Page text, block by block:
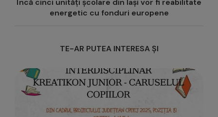
Încă cinci unități școlare din Iași vor fi reabilitate
energetic cu fonduri europene
TE-AR PUTEA INTERESA ȘI